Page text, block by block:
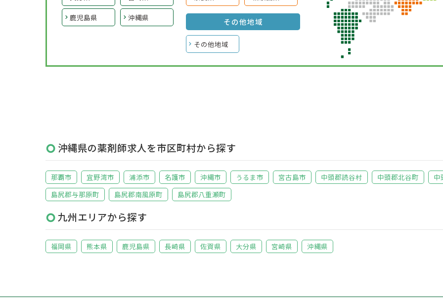
鹿児島県 沖縄県 その他地域
その他地域
沖縄県の薬剤師求人を市区町村から探す
那覇市 宜野湾市 浦添市 名護市 沖縄市 うるま市 宮古島市 中頭郡読谷村 中頭郡北谷町
中
島尻郡与那原町
島尻郡南風原町 島尻郡八重瀬町
九州エリアから探す
福岡県 熊本県 鹿児島県 長崎県 佐賀県 大分県 宮崎県 沖縄県